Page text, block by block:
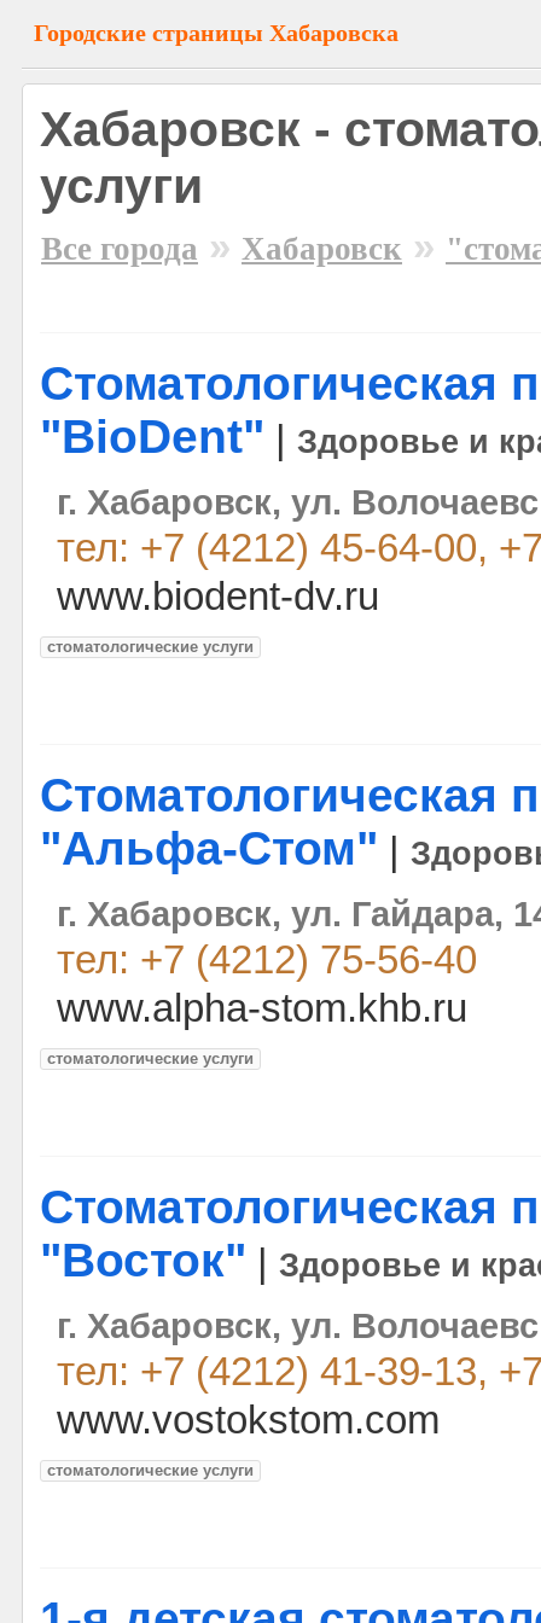
Городские страницы Хабаровска
Хабаровск -
услуги
Все города » Хабаровск »
Стоматологическая
"BioDent"
Здоровье и
г. Хабаровск, ул.
тел: +7 (4212) 45-64-00,
www.biodent-dv.ru
стоматологические услуги
Стоматологическая
"Альфа-Стом"
г. Хабаровск, ул. Гайдара,
тел: +7 (4212) 75-56-40
www.alpha-stom.khb.ru
стоматологические услуги
Стоматологическая
"Восток"
Здоровье и
г. Хабаровск, ул.
тел: +7 (4212) 41-39-13,
www.vostokstom.com
стоматологические услуги